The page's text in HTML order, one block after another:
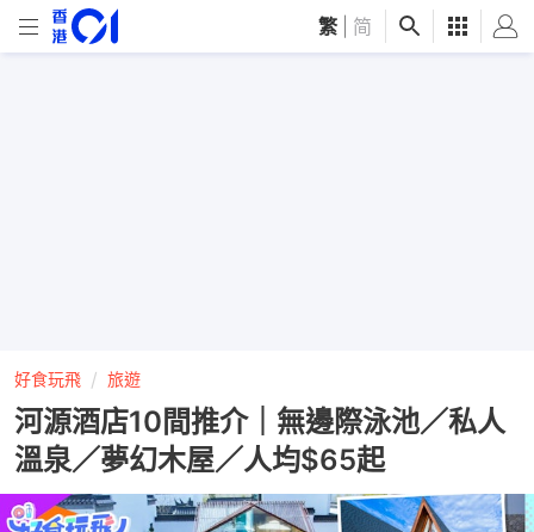
繁 简
好食玩飛 旅遊
河源酒店10間推介｜無邊際泳池／私人
溫泉／夢幻木屋／人均$65起